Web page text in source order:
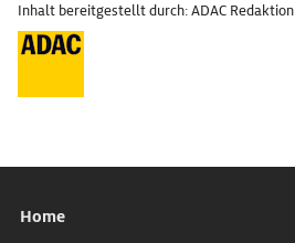
Inhalt bereitgestellt durch: ADAC Redaktion
Home